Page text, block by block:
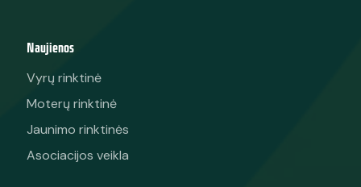
Naujienos
Vyrų rinktinė
Moterų rinktinė
Jaunimo rinktinės
Asociacijos veikla